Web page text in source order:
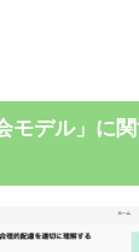
モデル」に